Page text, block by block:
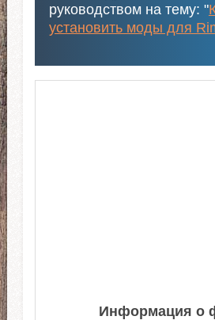
руководством на тему: "
установить моды для
Информация о